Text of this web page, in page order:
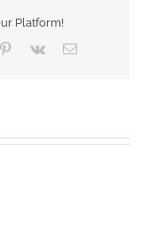
Platform!
Pinterest
Vk Email